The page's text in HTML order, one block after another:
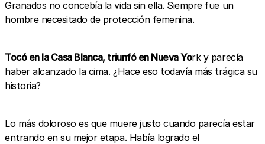
Granados no concebía la vida sin ella. Siempre fue un
hombre necesitado de protección femenina.
Tocó en la Casa Blanca, triunfó en Nueva York y parecía
haber alcanzado la cima. ¿Hace eso todavía más trágica su
historia?
Lo más doloroso es que muere justo cuando parecía estar
entrando en su mejor etapa. Había logrado el